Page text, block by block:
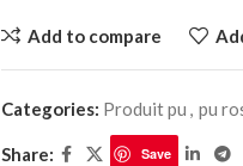
Add to compare
Categories: Produit pu , pu
Share: Save